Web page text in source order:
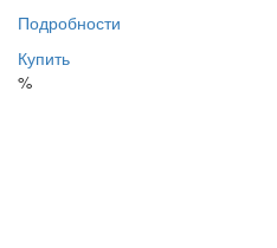
Подробности
Купить
%